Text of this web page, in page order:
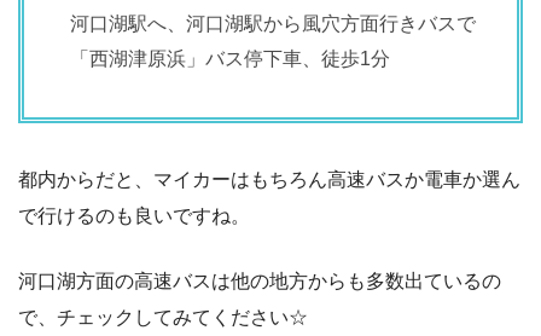
河口湖駅へ、河口湖駅から風穴方面行きバスで
「西湖津原浜」バス停下車、徒歩1分
都内からだと、マイカーはもちろん高速バスか電車か選ん
で行けるのも良いですね。
河口湖方面の高速バスは他の地方からも多数出ているの
で、チェックしてみてください☆